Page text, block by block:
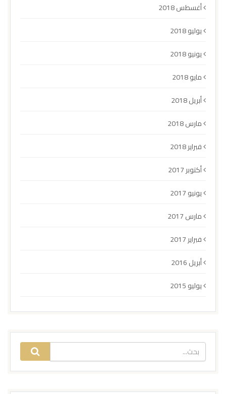
أغسطس 2018
يوليو 2018
يونيو 2018
مايو 2018
أبريل 2018
مارس 2018
فبراير 2018
أكتوبر 2017
يونيو 2017
مارس 2017
فبراير 2017
أبريل 2016
يوليو 2015